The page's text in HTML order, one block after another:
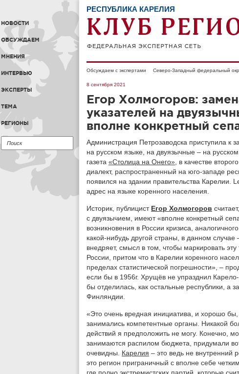
НОВОСТИ
ОБСУЖДАЕМ
МНЕНИЯ
ИНТЕРВЬЮ
ЭКСПЕРТЫ
ТЕМА
РЕГИОНЫ
РЕСПУБЛИКА КАРЕЛИЯ
Обсуждаем с экспертами Северо-Западный федеральный
8 сентября 2021
Егор Холмогоров:
указателей на
вполне конкретный
Администрация Петрозаводска приступила к
на русском языке, на двуязычные – на
газета «Столица на Онего» , в качестве
диалект, распространенный на юго-западе
появился на здании правительства Карелии.
адрес на языке коренного населения.
Историк, публицист Егор Холмогоров
с двуязычием, имеют «вполне конкретный
возникновения в России кризиса,
какой-нибудь другой страны, в данном
внедряет, смысл в том, чтобы маркировать
России, притом что в Карелии коренного
пределах статистической погрешности», –
если бы в 1956г. Хрущёв не упразднил
бы отделилась, как остальные республики, а
Финляндии.
«Это очень вредная инициатива, и хорошо
занимались компетентные органы. Никакой
действий я предположить не могу. Конечно,
занимаются распилом бюджета, придумали
очевидны. Карелия – это ведь не внутренний
это регион приграничный с вполне себе